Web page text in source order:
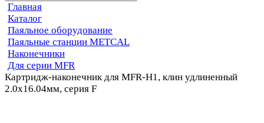
Главная
Каталог
Паяльное оборудование
Паяльные станции METCAL
Наконечники
Для серии MFR
Картридж-наконечник для MFR-H1, клин удлиненный
2.0х16.04мм, серия F